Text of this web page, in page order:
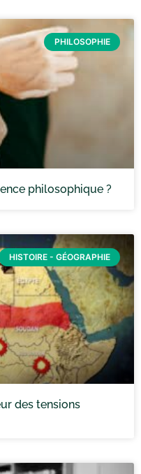
PHILOSOPHIE
philosophique ?
HISTOIRE - GÉOGRAPHIE
des tensions